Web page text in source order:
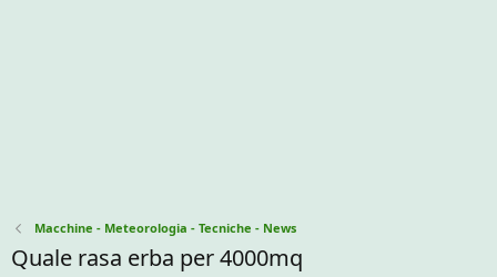
Macchine - Meteorologia - Tecniche - News
Quale rasa erba per 4000mq